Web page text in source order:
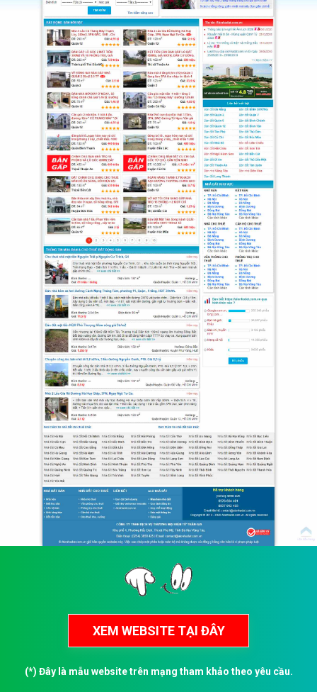
(*) Đây là mẫu website trên mạng tham khảo theo yêu cầu.